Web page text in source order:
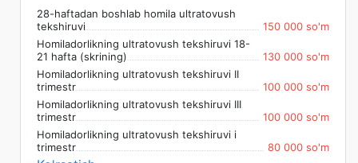
28-haftadan boshlab homila ultratovush
tekshiruvi
150 000 so'm
Homiladorlikning ultratovush tekshiruvi 18-
21 hafta (skrining)
130 000 so'm
Homiladorlikning ultratovush tekshiruvi II
trimestr
100 000 so'm
Homiladorlikning ultratovush tekshiruvi III
trimestr
100 000 so'm
Homiladorlikning ultratovush tekshiruvi i
trimestr
80 000 so'm